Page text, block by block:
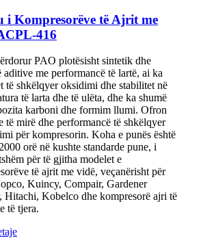
i Kompresorëve të Ajrit me
416
PAO plotësisht sintetik dhe
aditive me performancë të lartë, ai ka
të shkëlqyer oksidimi dhe stabilitet në
të larta dhe të ulëta, dhe ka shumë
karboni dhe formim llumi. Ofron
të mirë dhe performancë të shkëlqyer
për kompresorin. Koha e punës është
orë në kushte standarde pune, i
për të gjitha modelet e
të ajrit me vidë, veçanërisht për
Kuincy, Compair, Gardener
Hitachi, Kobelco dhe kompresorë ajri të
të tjera.